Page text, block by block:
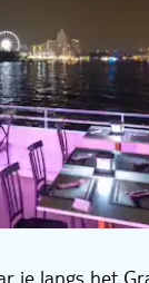
je langs het